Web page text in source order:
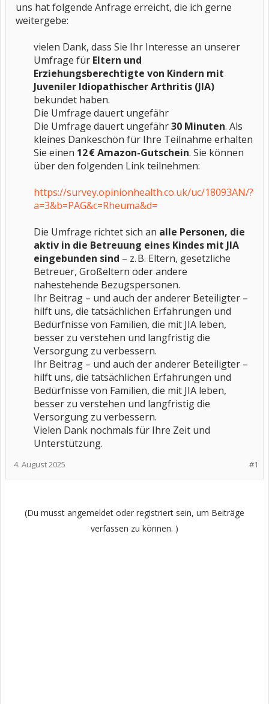
uns hat folgende Anfrage erreicht, die ich gerne
weitergebe:
vielen Dank, dass Sie Ihr Interesse an unserer
Umfrage für Eltern und
Erziehungsberechtigte von Kindern mit
Juveniler Idiopathischer Arthritis (JIA)
bekundet haben.
Die Umfrage dauert ungefähr
Die Umfrage dauert ungefähr30 Minuten. Als
kleines Dankeschön für Ihre Teilnahme erhalten
Sie einen 12 € Amazon-Gutschein. Sie können
über den folgenden Link teilnehmen:
https://survey.opinionhealth.co.uk/uc/18093AN/?
a=3&b=PAG&c=Rheuma&d=
Die Umfrage richtet sich an alle Personen, die
aktiv in die Betreuung eines Kindes mit JIA
eingebunden sind – z. B. Eltern, gesetzliche
Betreuer, Großeltern oder andere
nahestehende Bezugspersonen.
Ihr Beitrag – und auch der anderer Beteiligter –
hilft uns, die tatsächlichen Erfahrungen und
Bedürfnisse von Familien, die mit JIA leben,
besser zu verstehen und langfristig die
Versorgung zu verbessern.
Ihr Beitrag – und auch der anderer Beteiligter –
hilft uns, die tatsächlichen Erfahrungen und
Bedürfnisse von Familien, die mit JIA leben,
besser zu verstehen und langfristig die
Versorgung zu verbessern.
Vielen Dank nochmals für Ihre Zeit und
Unterstützung.​
#1
4. August 2025
(Du musst angemeldet oder registriert sein, um Beiträge
verfassen zu können. )